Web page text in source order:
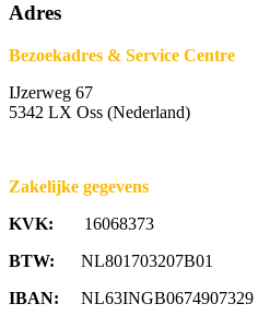
Adres
Bezoekadres & Service Centre
IJzerweg 67
5342 LX Oss (Nederland)
Zakelijke gegevens
KVK: 16068373
BTW: NL801703207B01
IBAN: NL63INGB0674907329